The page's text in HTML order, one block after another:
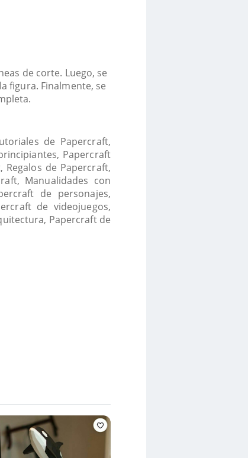
de corte. Luego, se
figura. Finalmente, se
de Papercraft,
Papercraft
de Papercraft,
Manualidades con
de personajes,
de videojuegos,
Papercraft de